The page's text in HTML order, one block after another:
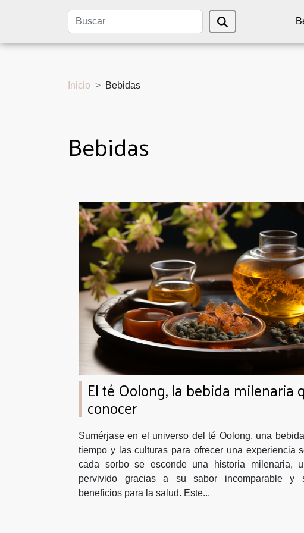
Inicio Bebidas
Bebidas
El té Oolong, la bebida milenaria
conocer
Sumérjase en el universo del té Oolong, una
tiempo y las culturas para ofrecer una experiencia
cada sorbo se esconde una historia milenaria,
pervivido gracias a su sabor incomparable y
beneficios para la salud. Este...